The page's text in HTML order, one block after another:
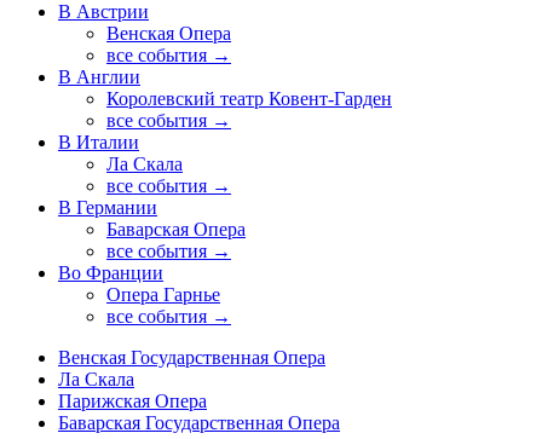
В Австрии
Венская Опера
все события →
В Англии
Королевский театр Ковент-Гарден
все события →
В Италии
Ла Скала
все события →
В Германии
Баварская Опера
все события →
Во Франции
Опера Гарнье
все события →
Венская Государственная Опера
Ла Скала
Парижская Опера
Баварская Государственная Опера